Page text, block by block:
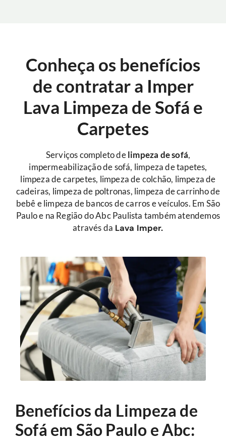
Conheça os benefícios
de contratar a Imper
Lava Limpeza de Sofá e
Carpetes
Serviços completo de limpeza de sofá,
impermeabilização de sofá, limpeza de tapetes,
limpeza de carpetes, limpeza de colchão, limpeza de
cadeiras, limpeza de poltronas, limpeza de carrinho de
bebê e limpeza de bancos de carros e veículos. Em São
Paulo e na Região do Abc Paulista também atendemos
através da Lava Imper.
Benefícios da Limpeza de
Sofá em São Paulo e Abc: